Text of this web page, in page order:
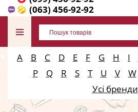
(063) 456-92-92
A B C D E F G H I
P
Q R S T U V W
Усі бренди